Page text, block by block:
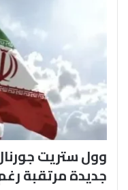
وول ستريت
جديدة مرتقبة